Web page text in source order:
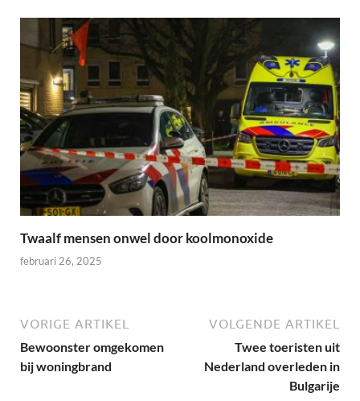
Twaalf mensen onwel door koolmonoxide
februari 26, 2025
VORIGE ARTIKEL
Bewoonster omgekomen
bij woningbrand
VOLGENDE ARTIKEL
Twee toeristen uit
Nederland overleden in
Bulgarije